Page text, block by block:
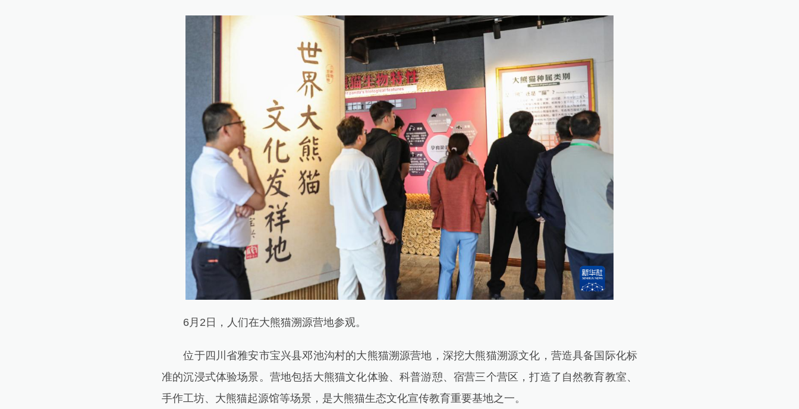
6月2日，人们在大熊猫溯源营地参观。
位于四川省雅安市宝兴县邓池沟村的大熊猫溯源营地，深挖大熊猫溯源文化，营造具备国际化标
准的沉浸式体验场景。营地包括大熊猫文化体验、科普游憩、宿营三个营区，打造了自然教育教室、
手作工坊、大熊猫起源馆等场景，是大熊猫生态文化宣传教育重要基地之一。